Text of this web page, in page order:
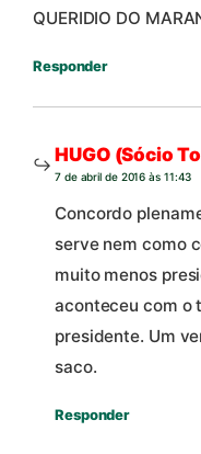
QUERIDIO DO
Responder
HUGO (Sócio
7 de abril de 2016 às 11:43
Concordo
serve nem como
muito menos
aconteceu com o
presidente. Um
saco.
Responder